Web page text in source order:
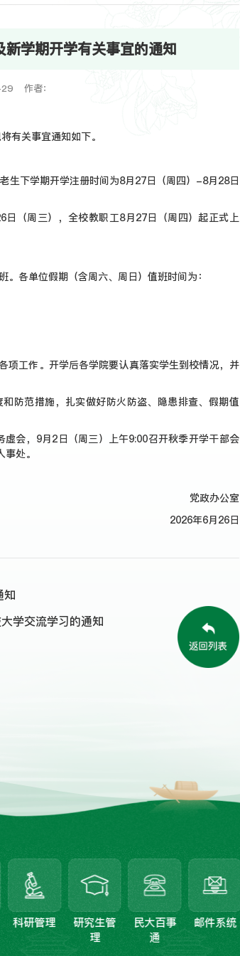
学期开学有关事宜的通知
作者：
有关事宜通知如下。
生下学期开学注册时间为8月27日（周四）-8月28日
（周三），全校教职工8月27日（周四）起正式上
各单位假期（含周六、周日）值班时间为：
项工作。开学后各学院要认真落实学生到校情况，并
防范措施，扎实做好防火防盗、隐患排查、假期值
会，9月2日（周三）上午9:00召开秋季开学干部会
处。
党政办公室
2026年6月26日
知
学交流学习的通知
研究生管
理
民大百事
通
邮件系统 校报